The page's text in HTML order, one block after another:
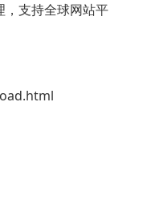
，支持全球网站平